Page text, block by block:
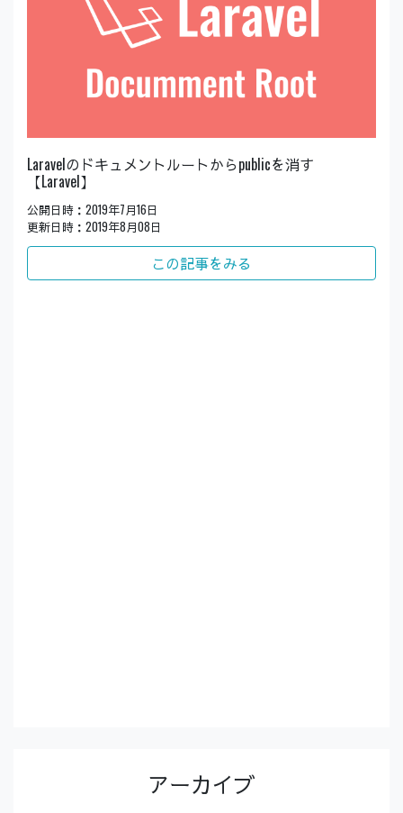
Laravelのドキュメントルートからpublicを消す
【Laravel】
公開日時：2019年7月16日
更新日時：2019年8月08日
この記事をみる
アーカイブ